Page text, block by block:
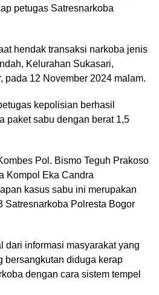
petugas Satresnarkoba
hendak transaksi narkoba jenis
Kelurahan Sukasari,
pada 12 November 2024 malam.
kepolisian berhasil
paket sabu dengan berat 1,5
Pol. Bismo Teguh Prakoso
Kompol Eka Candra
kasus sabu ini merupakan
Satresnarkoba Polresta Bogor
dari informasi masyarakat yang
bersangkutan diduga kerap
dengan cara sistem tempel